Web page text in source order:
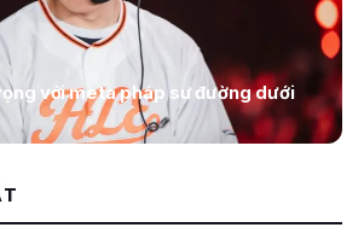
với meta pháp sư đường dưới